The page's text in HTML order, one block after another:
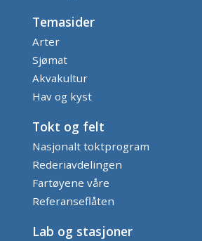
Temasider
Arter
Sjømat
Akvakultur
Hav og kyst
Tokt og felt
Nasjonalt toktprogram
Rederiavdelingen
Fartøyene våre
Referanseflåten
Lab og stasjoner